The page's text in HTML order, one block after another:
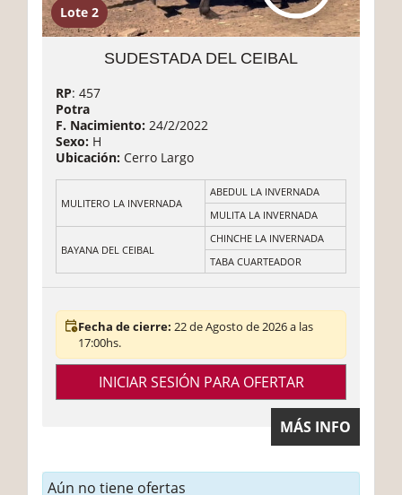
Lote 2
SUDESTADA DEL CEIBAL
RP: 457
Potra
F. Nacimiento: 24/2/2022
Sexo: H
Ubicación: Cerro Largo
MULITERO LA INVERNADA
ABEDUL LA INVERNADA
MULITA LA INVERNADA
BAYANA DEL CEIBAL
CHINCHE LA INVERNADA
TABA CUARTEADOR
Fecha de cierre: 22 de Agosto de 2026 a las
17:00hs.
INICIAR SESIÓN PARA OFERTAR
MÁS INFO
Aún no tiene ofertas